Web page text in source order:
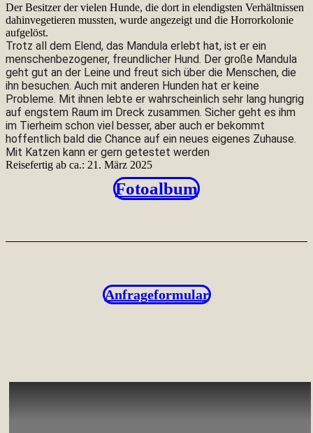
Der Besitzer der vielen Hunde, die dort in elendigsten Verhältnissen
dahinvegetieren mussten, wurde angezeigt und die Horrorkolonie
aufgelöst.
Trotz all dem Elend, das Mandula erlebt hat, ist er ein
menschenbezogener, freundlicher Hund. Der große Mandula
geht gut an der Leine und freut sich über die Menschen, die
ihn besuchen. Auch mit anderen Hunden hat er keine
Probleme. Mit ihnen lebte er wahrscheinlich sehr lang hungrig
auf engstem Raum im Dreck zusammen. Sicher geht es ihm
im Tierheim schon viel besser, aber auch er bekommt
hoffentlich bald die Chance auf ein neues eigenes Zuhause.
Mit Katzen kann er gern getestet werden
Reisefertig ab ca.: 21. März 2025
Fotoalbum
Anfrageformular